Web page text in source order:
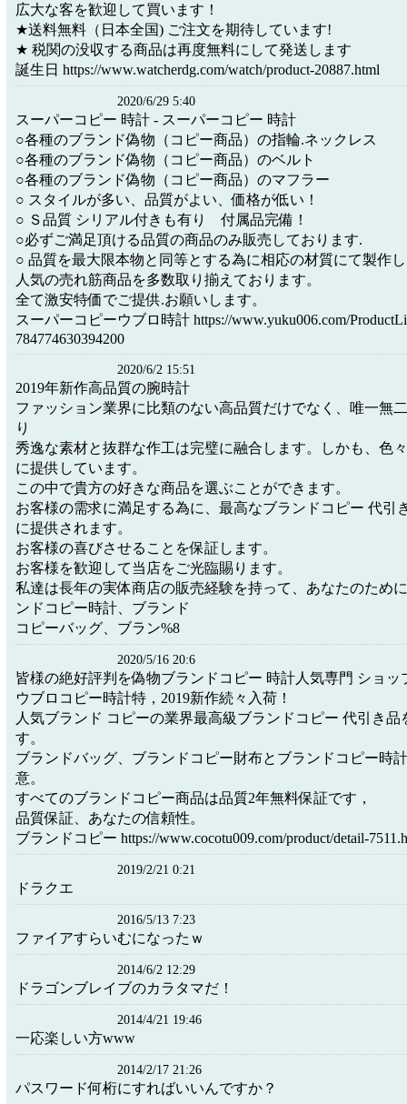
広大な客を歓迎して買います！
★送料無料（日本全国) ご注文を期待しています!
★ 税関の没収する商品は再度無料にして発送します
誕生日 https://www.watcherdg.com/watch/product-20887.html
2020/6/29 5:40
スーパーコピー 時計 - スーパーコピー 時計
○各種のブランド偽物（コピー商品）の指輪.ネックレス
○各種のブランド偽物（コピー商品）のベルト
○各種のブランド偽物（コピー商品）のマフラー
○ スタイルが多い、品質がよい、価格が低い！
○ Ｓ品質 シリアル付きも有り 付属品完備！
○必ずご満足頂ける品質の商品のみ販売しております.
○ 品質を最大限本物と同等とする為に相応の材質にて製作
人気の売れ筋商品を多数取り揃えております。
全て激安特価でご提供.お願いします。
スーパーコピーウブロ時計 https://www.yuku006.com/
784774630394200
2020/6/2 15:51
2019年新作高品質の腕時計
ファッション業界に比類のない高品質だけでなく、唯一無
り
秀逸な素材と抜群な作工は完璧に融合します。しかも、色
に提供しています。
この中で貴方の好きな商品を選ぶことができます。
お客様の需求に満足する為に、最高なブランドコピー 代引
に提供されます。
お客様の喜びさせることを保証します。
お客様を歓迎して当店をご光臨賜ります。
私達は長年の実体商店の販売経験を持って、あなたのため
ンドコピー時計、ブランド
コピーバッグ、ブラン%8
2020/5/16 20:6
皆様の絶好評判を偽物ブランドコピー 時計人気専門 ショッ
ウブロコピー時計特，2019新作続々入荷！
人気ブランド コピーの業界最高級ブランドコピー 代引き品
す。
ブランドバッグ、ブランドコピー財布とブランドコピー時
意。
すべてのブランドコピー商品は品質2年無料保証です，
品質保証、あなたの信頼性。
ブランドコピー https://www.cocotu009.com/product/detail-
2019/2/21 0:21
ドラクエ
2016/5/13 7:23
ファイアすらいむになったｗ
2014/6/2 12:29
ドラゴンブレイブのカラタマだ！
2014/4/21 19:46
一応楽しい方www
2014/2/17 21:26
パスワード何桁にすればいいんですか？